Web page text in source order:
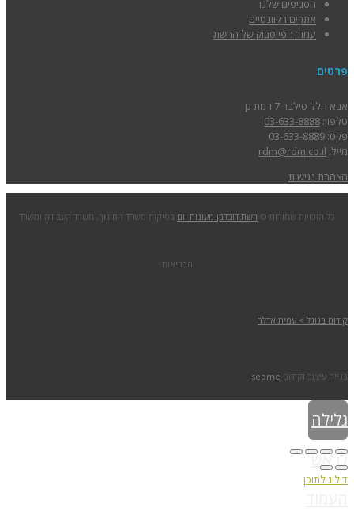
הסניפים שלנו
אתרים רלוונטיים
עמוד הפייסבוק של הרשת
פרטים
אבא הלל סילבר 7 רמת גן
טלפון: 03-633-8888
פקס: 03-633-8889
מייל: rdm@rdm.co.il
הצהרת נגישות
כל הזכויות שמורות © רשת דובדבן מעונות יום בפיקוח משרד החינוך, משרד העבודה ומשרד
הבריאות
קידום בגוגל > עמית אדלר
בנייה עיצוב וקידום seome
גלילה
לראש
דילוג לתוכן